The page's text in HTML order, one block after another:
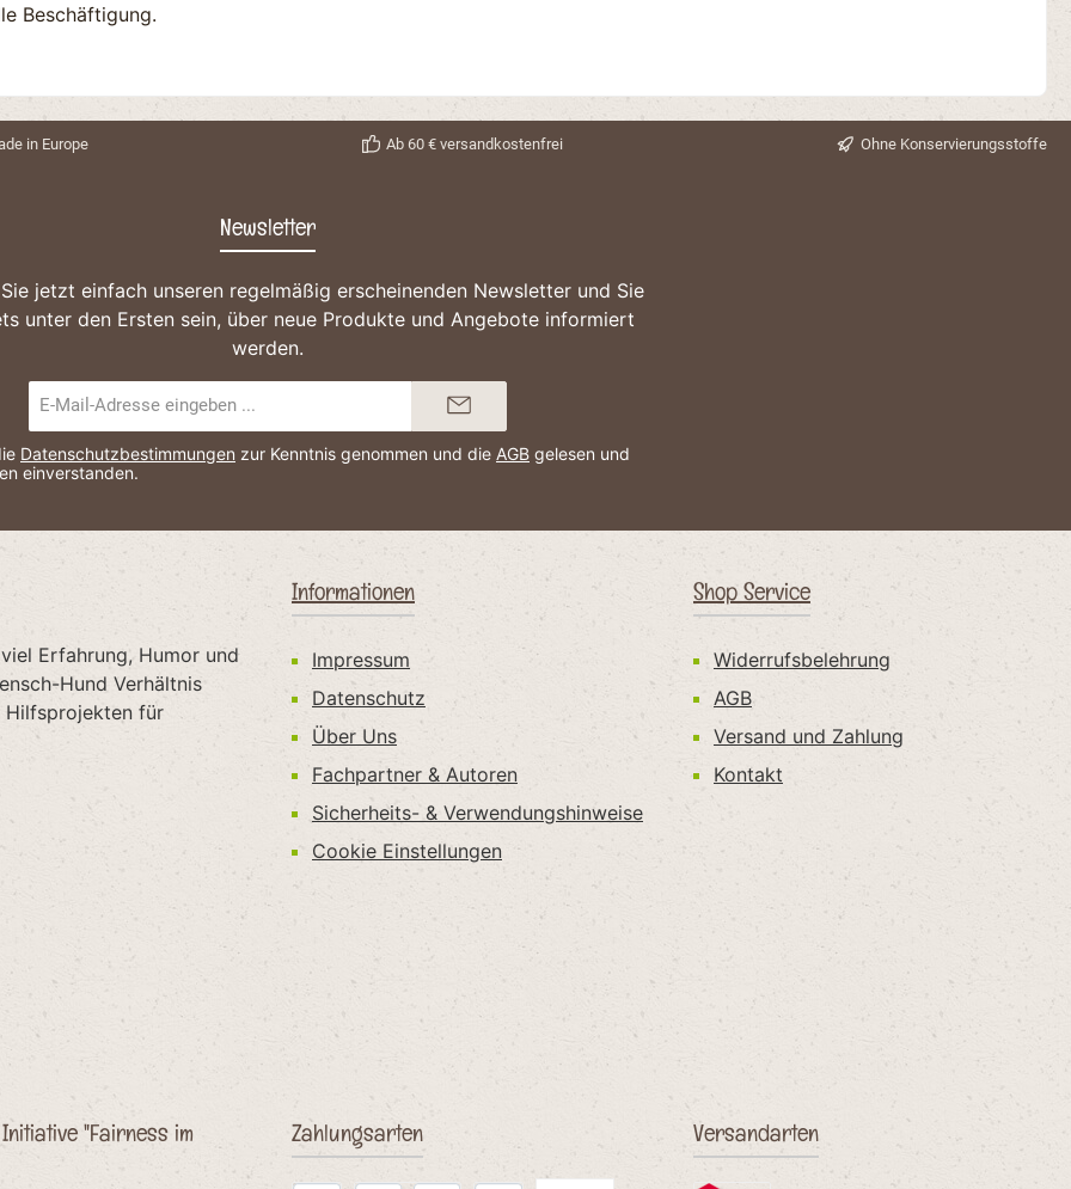
Beschäftigung.
in Europe Ab 60 € versandkostenfrei Ohne Konservierungsstoffe
Newsletter
jetzt einfach unseren regelmäßig erscheinenden Newsletter und Sie
unter den Ersten sein, über neue Produkte und Angebote informiert
werden.
Mail-
Adresse*
Datenschutzbestimmungen zur Kenntnis genommen und die AGB gelesen und
einverstanden.
Erfahrung, Humor und
Hund Verhältnis
Hilfsprojekten für
Informationen
Impressum
Datenschutz
Über Uns
Fachpartner & Autoren
Sicherheits- & Verwendungshinweise
Cookie Einstellungen
Shop Service
Widerrufsbelehrung
AGB
Versand und Zahlung
Kontakt
"Fairness im Zahlungsarten Versandarten